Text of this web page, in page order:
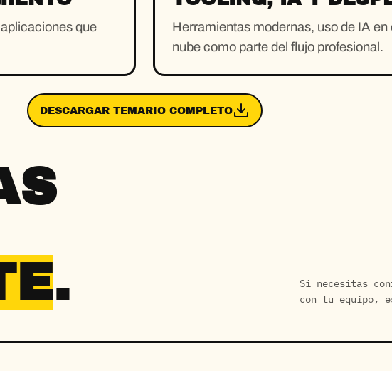
que
Herramientas modernas, uso de IA
nube como parte del flujo profesional.
DESCARGAR TEMARIO COMPLETO
.
Si necesitas
con tu equipo,